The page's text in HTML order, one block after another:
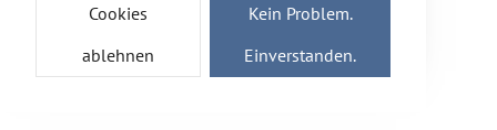
Cookies
ablehnen
Kein Problem.
Einverstanden.